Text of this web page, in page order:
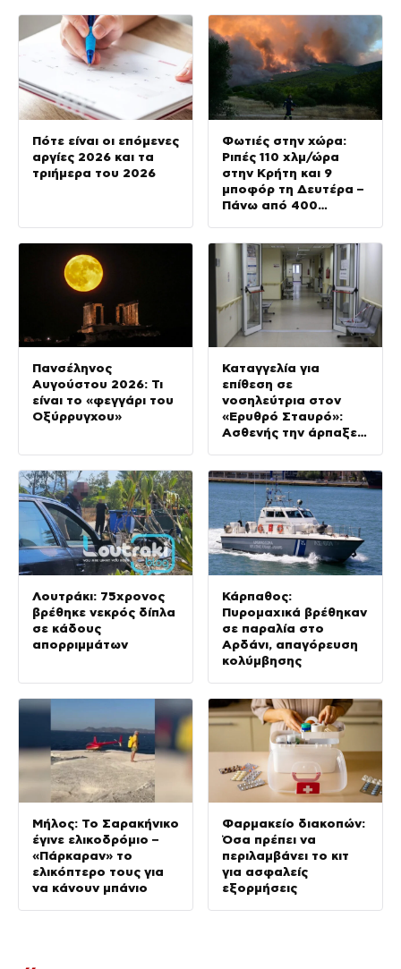
Πότε είναι οι επόμενες
αργίες 2026 και τα
τριήμερα του 2026
Φωτιές στην χώρα:
Ριπές 110 χλμ/ώρα
στην Κρήτη και 9
μποφόρ τη Δευτέρα –
Πάνω από 400
Πανσέληνος
Αυγούστου 2026: Τι
είναι το «φεγγάρι του
Οξύρρυγχου»
Καταγγελία για
επίθεση σε
νοσηλεύτρια στον
«Ερυθρό Σταυρό»:
Ασθενής την άρπαξε
Λουτράκι: 75χρονος
βρέθηκε νεκρός δίπλα
σε κάδους
απορριμμάτων
Κάρπαθος:
Πυρομαχικά βρέθηκαν
σε παραλία στο
Αρδάνι, απαγόρευση
κολύμβησης
Μήλος: Το Σαρακήνικο
έγινε ελικοδρόμιο –
«Πάρκαραν» το
ελικόπτερο τους για
να κάνουν μπάνιο
Φαρμακείο διακοπών:
Όσα πρέπει να
περιλαμβάνει το κιτ
για ασφαλείς
εξορμήσεις